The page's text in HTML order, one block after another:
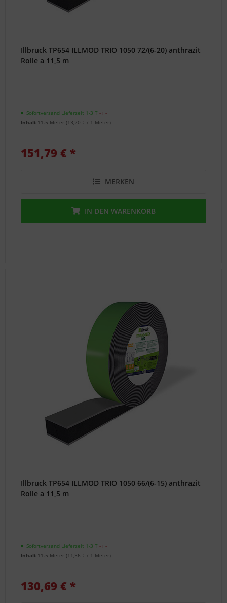
Illbruck TP654 ILLMOD TRIO 1050 72/(6-20) anthrazit
Rolle a 11,5 m
Sofortversand Lieferzeit 1-3 T- ℹ -
Inhalt 11.5 Meter(13,20 € / 1 Meter)
151,79 € *
MERKEN
IN DEN WARENKORB
Illbruck TP654 ILLMOD TRIO 1050 66/(6-15) anthrazit
Rolle a 11,5 m
Sofortversand Lieferzeit 1-3 T- ℹ -
Inhalt 11.5 Meter(11,36 € / 1 Meter)
130,69 € *